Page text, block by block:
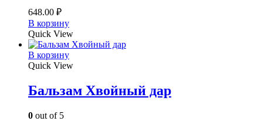
648.00 ₽
В корзину
Quick View
В корзину
Quick View
Бальзам Хвойный дар
0 out of 5